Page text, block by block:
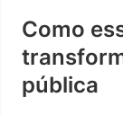
Como
pública